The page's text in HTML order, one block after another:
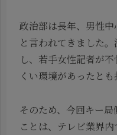
政治部は長年、男性
と言われてきました
し、若手女性記者が
くい環境があったとも
そのため、今回キー
ことは、テレビ業界